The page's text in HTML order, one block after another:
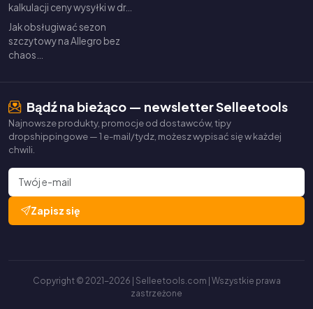
kalkulacji ceny wysyłki w dr…
Jak obsługiwać sezon
szczytowy na Allegro bez
chaos…
Bądź na bieżąco — newsletter Selleetools
Najnowsze produkty, promocje od dostawców, tipy
dropshippingowe — 1 e-mail/tydz, możesz wypisać się w każdej
chwili.
Zapisz się
Copyright © 2021-2026 | Selleetools.com | Wszystkie prawa
zastrzeżone